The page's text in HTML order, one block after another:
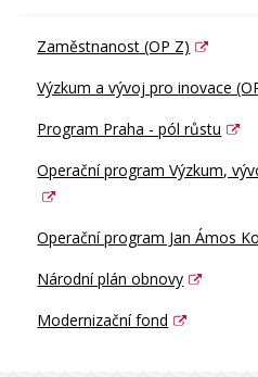
Zaměstnanost (OP Z)
Výzkum a vývoj pro inovace
Program Praha - pól růstu
Operační program Výzkum,
Operační program Jan Ámos
Národní plán obnovy
Modernizační fond